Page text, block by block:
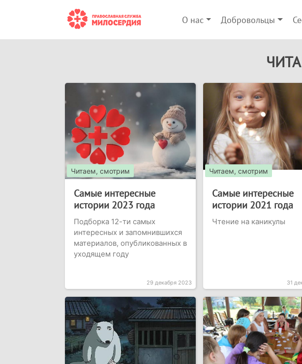
О нас Добровольцы
Читаем, смотрим
Самые интересные
истории 2023 года
Подборка 12-ти самых
интересных и запомнившихся
материалов, опубликованных в
уходящем году
29 декабря 2023
Читаем, смотрим
Самые интересные
истории 2021 года
Чтение на каникулы
31